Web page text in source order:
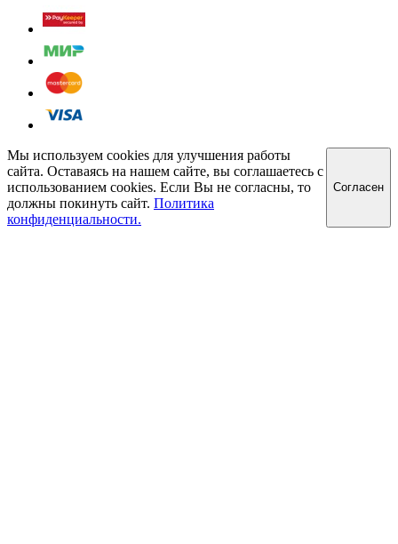
Мы используем cookies для улучшения работы
сайта. Оставаясь на нашем сайте, вы соглашаетесь с
использованием cookies. Если Вы не согласны, то
должны покинуть сайт. Политика
конфиденциальности.
Cогласен